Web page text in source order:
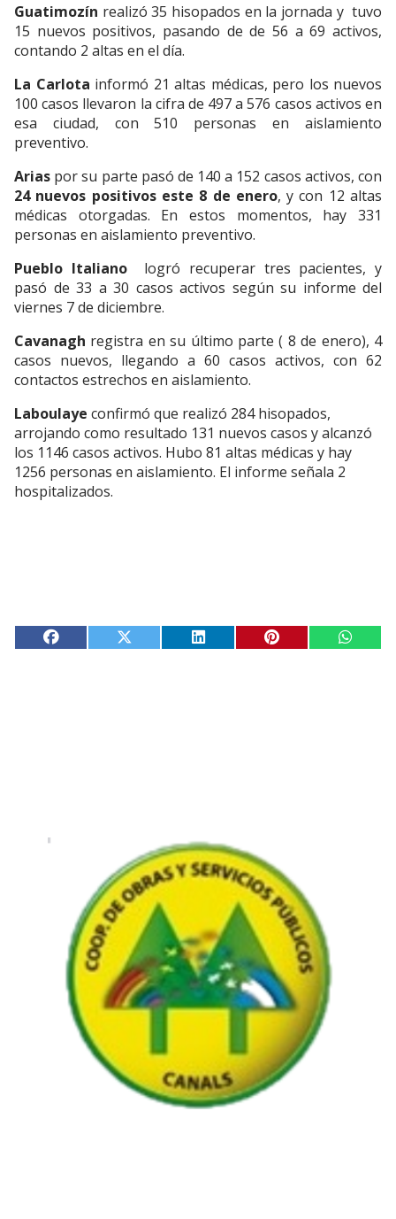
Guatimozín realizó 35 hisopados en la jornada y tuvo
15 nuevos positivos, pasando de de 56 a 69 activos,
contando 2 altas en el día.
La Carlota informó 21 altas médicas, pero los nuevos
100 casos llevaron la cifra de 497 a 576 casos activos en
esa ciudad, con 510 personas en aislamiento
preventivo.
Arias por su parte pasó de 140 a 152 casos activos, con
24 nuevos positivos este 8 de enero, y con 12 altas
médicas otorgadas. En estos momentos, hay 331
personas en aislamiento preventivo.
Pueblo Italianologró recuperar tres pacientes, y
pasó de 33 a 30 casos activos según su informe del
viernes 7 de diciembre.
Cavanagh registra en su último parte ( 8 de enero), 4
casos nuevos, llegando a 60 casos activos, con 62
contactos estrechos en aislamiento.
Laboulaye confirmó que realizó 284 hisopados,
arrojando como resultado 131 nuevos casos y alcanzó
los 1146 casos activos. Hubo 81 altas médicas y hay
1256 personas en aislamiento. El informe señala 2
hospitalizados.